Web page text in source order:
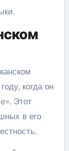
когда он
Этот
в его